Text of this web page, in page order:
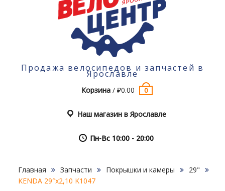
Продажа велосипедов и запчастей в
Ярославле
Корзина /₽0.00 0
Наш магазин в Ярославле
Пн-Вс 10:00 - 20:00
Главная Запчасти Покрышки и камеры
29"
KENDA 29″х2,10 K1047